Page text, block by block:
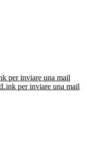
per inviare una mail
Link per inviare una mail